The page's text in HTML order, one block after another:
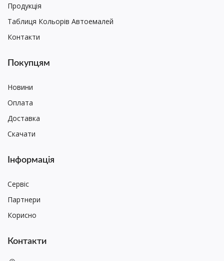
Продукція
Таблиця Кольорів Автоемалей
Контакти
Покупцям
Новини
Оплата
Доставка
Скачати
Інформація
Сервіс
Партнери
Корисно
Контакти